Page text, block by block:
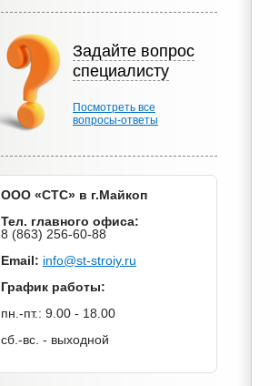
Задайте вопрос
специалисту
Посмотреть все
вопросы-ответы
ООО «СТС» в г.Майкоп
Тел. главного офиса:
8 (863) 256-60-88
Email: info@st-stroiy.ru
График работы:
пн.-пт.: 9.00 - 18.00
сб.-вс. - выходной